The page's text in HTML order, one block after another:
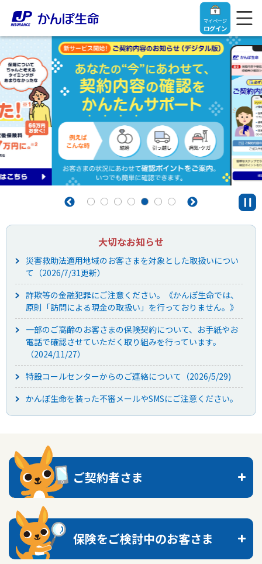
マイページ
ログイン
トップ
ご契約者さま
ご契約者さま
マイページログイン
入院保険金・手術保険金のご請求
お手続き一覧
きっかけ・できごとから探す
マイページでできること
ログイン
ご契約内容の確認
お客さまに関する情報等の確認の取り組み
保険をご検討中のお客さま
保険をご検討中のお客さま
終身保険
養老保険
定期保険
学資保険
長寿支援保険
お見積りシミュレーション
資料請求
保険の探し方のポイント
保険かんたん診断
これからのライフイベントでかかる費用とは？
法人のお客さま
【まずはご相談ください】企業経営でお悩みの方はこ
ちら
法人のお客さま向け商品一覧
目的から探す
お役立ち情報
かんぽ生命の団体取扱い
法人向け資料請求
かんぽのLifeサポートナビ
保険
子育て
ライフプラン
健康情報
かんぽ生命について
かんぽ生命について
ご挨拶
経営理念・経営戦略
財務情報
株主・投資家のみなさまへ
日本郵政グループとしての取り組み
採用情報
CM・オウンドメディア／ソーシャルメディア
よくあるご質問
お問い合わせ
サステナビリティ
採用情報
English
大切なお知らせ
災害救助法適用地域のお客さまを対象とした取扱いについ
て（2026/7/31更新）
詐欺等の金融犯罪にご注意ください。《かんぽ生命では、
原則「訪問による現金の取扱い」を行っておりません。》
一部のご高齢のお客さまの保険契約について、お手紙やお
電話で確認させていただく取り組みを行っています。
（2024/11/27）
特設コールセンターからのご連絡について（2026/5/29)
かんぽ生命を装った不審メールやSMSにご注意ください。
ご契約者さま
トップへ
マイページ
保険をご検討中のお客さま